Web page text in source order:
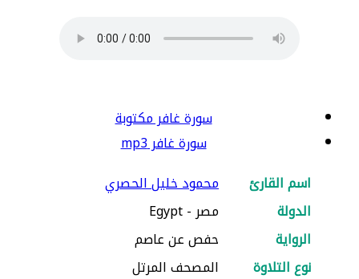
سورة غافر مكتوبة
سورة غافر mp3
اسم القارئ
محمود خليل الحصري
الدولة
مصر - Egypt
الرواية
حفص عن عاصم
نوع التلاوة
المصحف المرتل